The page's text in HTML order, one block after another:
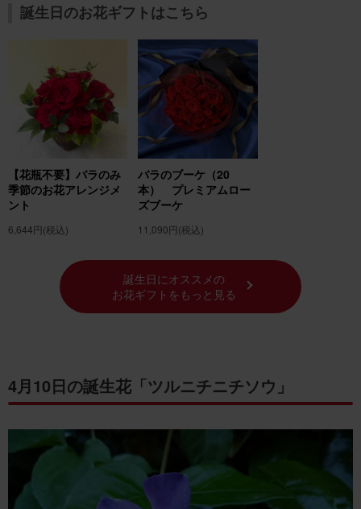
誕生日のお花ギフトはこちら
【花瓶不要】バラのみ
季節のお花アレンジメ
ント
6,644円(税込)
バラのブーケ（20
本） プレミアムロー
ズブーケ
11,090円(税込)
誕生日にオススメの
お花ギフトをもっと見る
4月10日の誕生花「ツルニチニチソウ」